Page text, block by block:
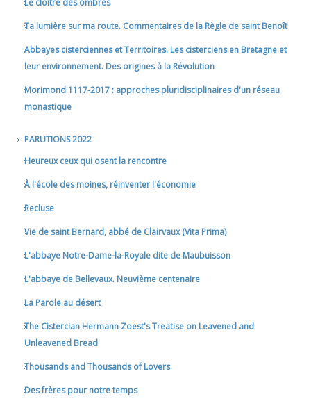
Le cloître des ombres
Ta lumière sur ma route. Commentaires de la Règle de saint Benoît
Abbayes cisterciennes et Territoires. Les cisterciens en Bretagne et
leur environnement. Des origines à la Révolution
Morimond 1117-2017 : approches pluridisciplinaires d'un réseau
monastique
PARUTIONS 2022
Heureux ceux qui osent la rencontre
À l'école des moines, réinventer l'économie
Recluse
Vie de saint Bernard, abbé de Clairvaux (Vita Prima)
L'abbaye Notre-Dame-la-Royale dite de Maubuisson
L'abbaye de Bellevaux. Neuvième centenaire
La Parole au désert
The Cistercian Hermann Zoest's Treatise on Leavened and
Unleavened Bread
Thousands and Thousands of Lovers
Des frères pour notre temps